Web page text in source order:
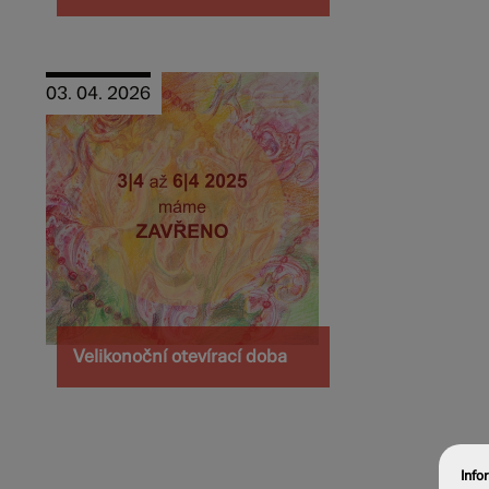
03. 04. 2026
Velikonoční otevírací doba